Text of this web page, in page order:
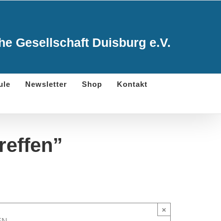
Gesellschaft Duisburg e.V.
Newsletter Shop Kontakt
×